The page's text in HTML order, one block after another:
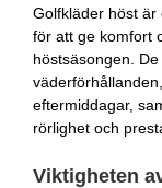
Golfkläder höst är
för att ge komfort
höstsäsongen.
eftermiddagar,
rörlighet och
Viktigheten